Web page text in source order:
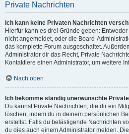
Private Nachrichten
Ich kann keine Privaten Nachrichten
Hierfür kann es drei Gründe geben:
nicht angemeldet, oder die Board-
das komplette Forum ausgeschaltet.
Administrator dir das Recht, Private
Kontaktiere einen Administrator, um weitere
Nach oben
Ich bekomme ständig unerwünschte
Du kannst Private Nachrichten, die dir ein
löschen, indem du in deinem persönlichen
erstellst. Falls du belästigende Nachrichten
du dies auch einem Administrator melden.